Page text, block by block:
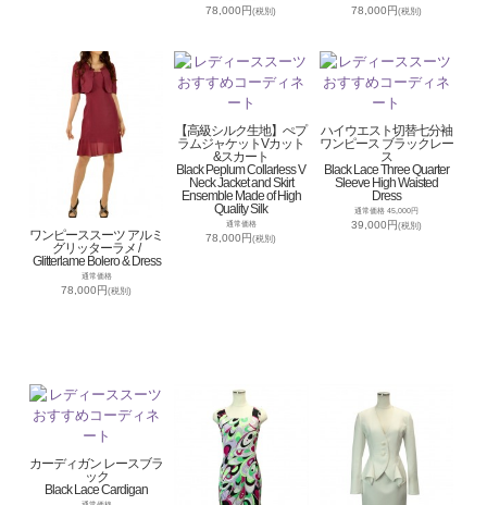
78,000円(税別) 78,000円(税別)
ワンピーススーツ アルミ
グリッターラメ /
Glitterlame Bolero & Dress
通常価格
78,000円(税別)
【高級シルク生地】ぺプ
ラムジャケットVカット
&スカート
Black Peplum Collarless V
Neck Jacket and Skirt
Ensemble Made of High
Quality Silk
通常価格
78,000円(税別)
ハイウエスト切替七分袖
ワンピース ブラックレー
ス
Black Lace Three Quarter
Sleeve High Waisted
Dress
通常価格 45,000円
39,000円(税別)
カーディガン レースブラ
ック
Black Lace Cardigan